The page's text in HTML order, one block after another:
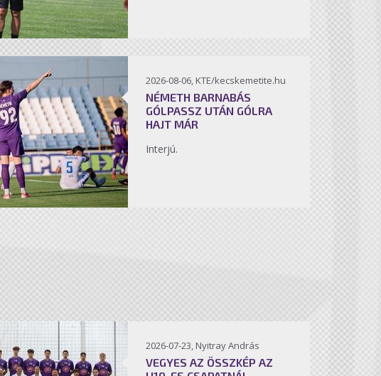
2026-08-06, KTE/kecskemetite.hu
NÉMETH BARNABÁS
GÓLPASSZ UTÁN GÓLRA
HAJT MÁR
Interjú.
2026-07-23, Nyitray András
VEGYES AZ ÖSSZKÉP AZ